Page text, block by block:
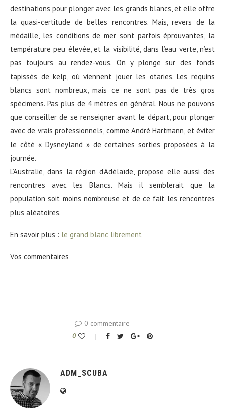
destinations pour plonger avec les grands blancs, et elle offre
la quasi-certitude de belles rencontres. Mais, revers de la
médaille, les conditions de mer sont parfois éprouvantes, la
température peu élevée, et la visibilité, dans l’eau verte, n’est
pas toujours au rendez-vous. On y plonge sur des fonds
tapissés de kelp, où viennent jouer les otaries. Les requins
blancs sont nombreux, mais ce ne sont pas de très gros
spécimens. Pas plus de 4 mètres en général. Nous ne pouvons
que conseiller de se renseigner avant le départ, pour plonger
avec de vrais professionnels, comme André Hartmann, et éviter
le côté « Dysneyland » de certaines sorties proposées à la
journée.
L’Australie, dans la région d’Adélaïde, propose elle aussi des
rencontres avec les Blancs. Mais il semblerait que la
population soit moins nombreuse et de ce fait les rencontres
plus aléatoires.
En savoir plus : le grand blanc librement
Vos commentaires
0 commentaire
0
ADM_SCUBA